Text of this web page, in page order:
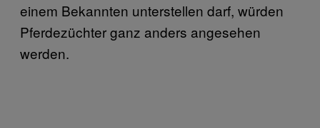
einem Bekannten unterstellen darf, würden
Pferdezüchter ganz anders angesehen
werden.